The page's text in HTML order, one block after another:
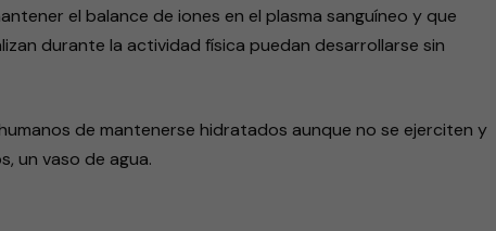
el balance de iones en el plasma sanguíneo y que
durante la actividad física puedan desarrollarse sin
de mantenerse hidratados aunque no se ejerciten y
un vaso de agua.